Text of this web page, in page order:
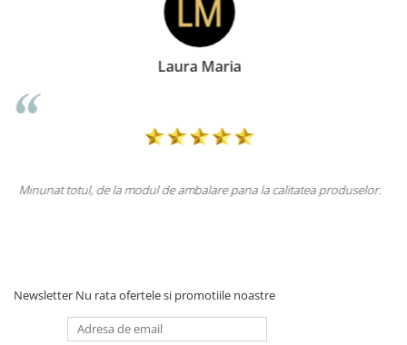
Doina Georgescu
Totul la superlativ! Produsul, fix descrierea, ambalaj, livrare.
Newsletter Nu rata ofertele si promotiile noastre